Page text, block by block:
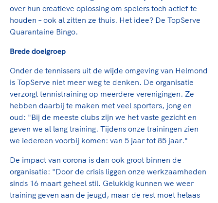
voor Sifan Hassan, Rico Verhoeven, Diede de
Groot en het Nederlands Elftal. Of met trots te
genieten van de karatewedstrijd van je dochter,
de halve marathon van je moeder of de
hockeywedstrijd van je buurjongen.
Lees verder
Samen voor een veilige
sportomgeving
Voor welk gedrag staat de club? Wat mag wel
langs de lijn, in de kleedkamer, kantine en online?
En wat mag vooral niet? Een gedragscode geeft
hier richting aan en is dus een belangrijk
onderdeel van het clubbeleid rondom gewenst en
ongewenst gedrag.
Lees verder
De TeamNL Academie biedt een leer- en
ontwikkelprogramma voor de volgende functies
binnen TeamNL programma's: experts, coaches,
bestuurders, (technisch) directeuren, managers en
toekomstig kader.
Lees verder
over hun creatieve oplossing om spelers toch actief te
houden – ook al zitten ze thuis. Het idee? De TopServe
Quarantaine Bingo.
Brede doelgroep
Onder de tennissers uit de wijde omgeving van Helmond
is TopServe niet meer weg te denken. De organisatie
verzorgt tennistraining op meerdere verenigingen. Ze
hebben daarbij te maken met veel sporters, jong en
oud: "Bij de meeste clubs zijn we het vaste gezicht en
geven we al lang training. Tijdens onze trainingen zien
we iedereen voorbij komen: van 5 jaar tot 85 jaar."
De impact van corona is dan ook groot binnen de
organisatie: "Door de crisis liggen onze werkzaamheden
sinds 16 maart geheel stil. Gelukkig kunnen we weer
training geven aan de jeugd, maar de rest moet helaas